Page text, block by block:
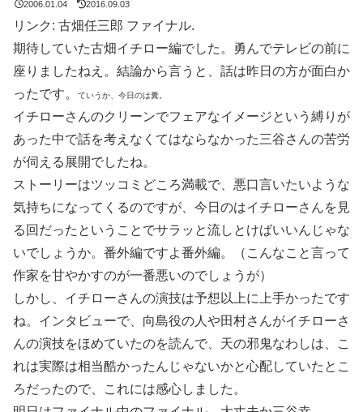
2006.01.04 2016.09.03
リンク: 古畑任三郎 ファイナル.
期待していた古畑イチロー編でした。勇んでテレビの前に
座りましたねえ。結論から言うと、話は昨日の方が面白か
ったです。
ていうか、今日のは糞。
イチローさんのクリーンでフェアなイメージという縛りが
あった中で話を考えなくてはならなかった三谷さんの苦労
が伺える展開でしたね。
ストーリーはツッコミどころ満載で、悪口言いたいような
気持ちになってくるのですが、今日のはイチローさんを見
る回だったということでサラッと流しとけばいいんじゃな
いでしょうか。番外編ですよ番外編。（こんなこと言って
作家を甘やかすのが一番悪いのでしょうが）
しかし、イチローさんの演技は予想以上に上手かったです
ね。インタビューで、向島役の人や田村さんがイチローさ
んの演技をほめていたのを読んで、天の邪鬼なわしは、こ
れは実際は相当酷かったんじゃないかと心配していたとこ
ろだったので、これには感心しました。